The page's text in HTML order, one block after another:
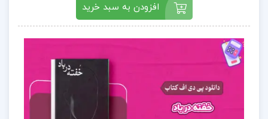
افزودن به سبد خرید